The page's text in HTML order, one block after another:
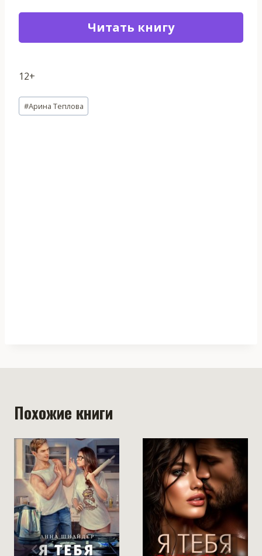
Читать книгу
12+
Метки
записи:
#Арина Теплова
Похожие книги